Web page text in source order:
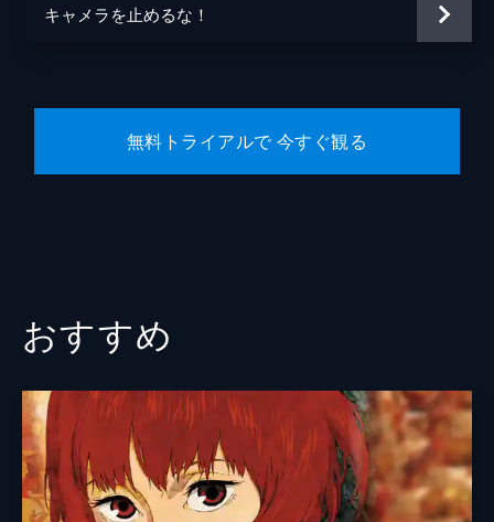
キャメラを止めるな！
無料トライアルで 今すぐ観る
おすすめ